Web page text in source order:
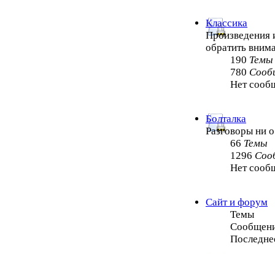
Классика
Произведения
обратить
190 Темы
780
Нет
Болталка
Разговоры ни
66 Темы
1296
Нет
Сайт и форум
Темы